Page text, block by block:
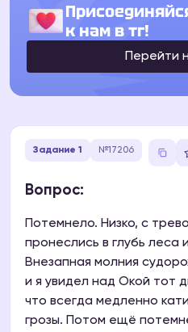
к нам в тг!
Перейти
Задание 1 №17206
Вопрос:
Потемнело. Низко, с
пронеслись в глубь леса
Внезапная молния
и я увидел над Окой тот
что всегда медленно
грозы. Потом ещё